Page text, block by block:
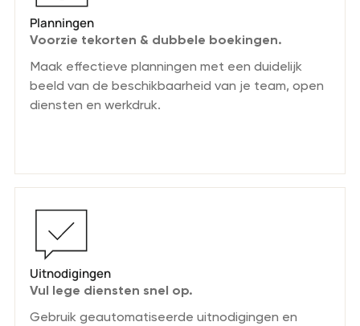
Planningen
Voorzie tekorten & dubbele boekingen.
Maak effectieve planningen met een duidelijk
beeld van de beschikbaarheid van je team, open
diensten en werkdruk.
Uitnodigingen
Vul lege diensten snel op.
Gebruik geautomatiseerde uitnodigingen en